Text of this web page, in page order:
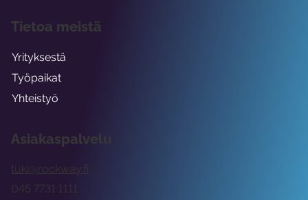
Asiakaspalvelu
tuki@rockway.fi
045 7731 1111
Tietoa meistä
Yrityksestä
Työpaikat
Yhteistyö